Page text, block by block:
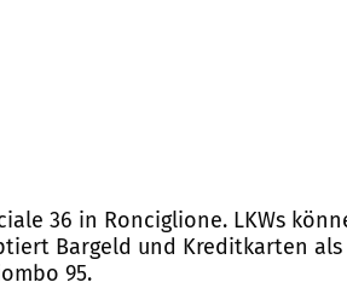
36 in Ronciglione. LKWs
Bargeld und Kreditkarten
95.